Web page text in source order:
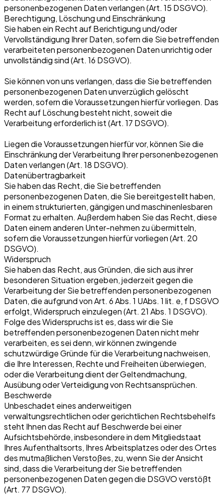
personenbezogenen Daten verlangen (Art. 15 DSGVO).
Berechtigung, Löschung und Einschränkung
Sie haben ein Recht auf Berichtigung und/oder
Vervollständigung Ihrer Daten, sofern die Sie betreffenden
verarbeiteten personenbezogenen Daten unrichtig oder
unvollständig sind (Art. 16 DSGVO).
Sie können von uns verlangen, dass die Sie betreffenden
personenbezogenen Daten unverzüglich gelöscht
werden, sofern die Voraussetzungen hierfür vorliegen. Das
Recht auf Löschung besteht nicht, soweit die
Verarbeitung erforderlich ist (Art. 17 DSGVO).
Liegen die Voraussetzungen hierfür vor, können Sie die
Einschränkung der Verarbeitung Ihrer personenbezogenen
Daten verlangen (Art. 18 DSGVO).
Datenübertragbarkeit
Sie haben das Recht, die Sie betreffenden
personenbezogenen Daten, die Sie bereitgestellt haben,
in einem strukturierten, gängigen und maschinenlesbaren
Format zu erhalten. Außerdem haben Sie das Recht, diese
Daten einem anderen Unter-nehmen zu übermitteln,
sofern die Voraussetzungen hierfür vorliegen (Art. 20
DSGVO).
Widerspruch
Sie haben das Recht, aus Gründen, die sich aus ihrer
besonderen Situation ergeben, jederzeit gegen die
Verarbeitung der Sie betreffenden personenbezogenen
Daten, die aufgrund von Art. 6 Abs. 1 UAbs. 1 lit. e, f DSGVO
erfolgt, Widerspruch einzulegen (Art. 21 Abs. 1 DSGVO).
Folge des Widerspruchs ist es, dass wir die Sie
betreffenden personenbezogenen Daten nicht mehr
verarbeiten, es sei denn, wir können zwingende
schutzwürdige Gründe für die Verarbeitung nachweisen,
die Ihre Interessen, Rechte und Freiheiten überwiegen,
oder die Verarbeitung dient der Geltendmachung,
Ausübung oder Verteidigung von Rechtsansprüchen.
Beschwerde
Unbeschadet eines anderweitigen
verwaltungsrechtlichen oder gerichtlichen Rechtsbehelfs
steht Ihnen das Recht auf Beschwerde bei einer
Aufsichtsbehörde, insbesondere in dem Mitgliedstaat
Ihres Aufenthaltsorts, Ihres Arbeitsplatzes oder des Ortes
des mutmaßlichen Verstoßes, zu, wenn Sie der Ansicht
sind, dass die Verarbeitung der Sie betreffenden
personenbezogenen Daten gegen die DSGVO verstößt
(Art. 77 DSGVO).